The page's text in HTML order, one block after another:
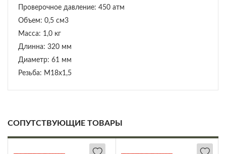
Проверочное давление: 450 атм
Объем: 0,5 см3
Масса: 1,0 кг
Длинна: 320 мм
Диаметр: 61 мм
Резьба: М18х1,5
СОПУТСТВУЮЩИЕ ТОВАРЫ